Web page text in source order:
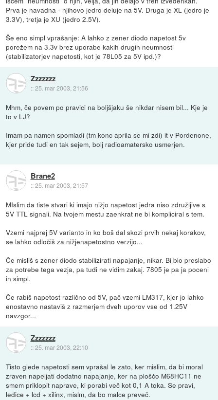
Prva je navadna - njihovo jedro deluje na 5V. Druga je XL (jedro je
3.3V), tretja je XU (jedro 2.5V).
Še eno simpl vprašanje: A lahko z zener diodo napetost 5v
porežem na 3.3v brez uporabe kakih drugih neumnosti
(stabilizatorjev napetosti, kot je 78L05 za 5V ipd.)?
Zzzzzzz
::25. mar 2003, 21:56
Mhm, če povem po pravici na boljšjaku še nikdar nisem bil... Kje je
to v LJ?
Imam pa namen spomladi (tm konc aprila se mi zdi) it v Pordenone,
kjer pride tudi en tak sejem, bolj radioamatersko usmerjen.
Brane2
::25. mar 2003, 21:57
MIslim da tiste stvari ki imajo nižjo napetost jedra niso združljive s
5V TTL signali. Na tvojem mestu zaenkrat ne bi kompliciral s tem.
Vzemi najprej 5V varianto in ko boš dal skozi prvih nekaj korakov,
se lahko odločiš za nižjenapetostno verzijo...
Če misliš s zener diodo stabilizirati napajanje, nikar. Bi blo preslabo
za potrebe tega vezja, pa tudi ne vidim zakaj. 7805 je pa ja poceni
in simpl.
Če rabiš napetost različno od 5V, pač vzemi LM317, kjer jo lahko
enostavno nastaviš z razmerjem dveh uporov vse od 1.25V
navzgor...
Zzzzzzz
::25. mar 2003, 22:10
Tisto glede napetosti sem vprašal le zato, ker mislim, da bi moral
zraven napeljati dodatno napajanje, ker na ploščo M68HC11 ne
smem priklopit naprave, ki porabi več kot 0,1 A toka. Se pravi,
ledice + lcd + xilinx, mislm, da bo malce preveč.